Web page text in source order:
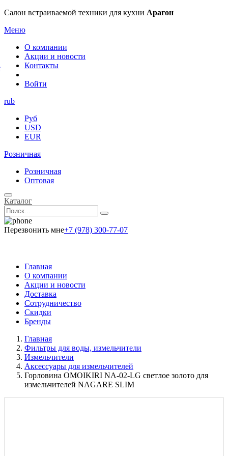
Салон встраиваемой техники для кухни Арагон
Меню
О компании
Акции и новости
Контакты
Войти
rub
Руб
USD
EUR
Розничная
Розничная
Оптовая
Каталог
Перезвонить мне+7 (978) 300-77-07
Главная
О компании
Акции и новости
Доставка
Сотрудничество
Скидки
Бренды
Главная
Фильтры для воды, измельчители
Измельчители
Аксессуары для измельчителей
Горловина OMOIKIRI NA-02-LG светлое золото для
измельчителей NAGARE SLIM